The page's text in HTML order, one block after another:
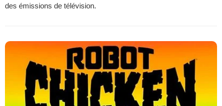
des émissions de télévision.